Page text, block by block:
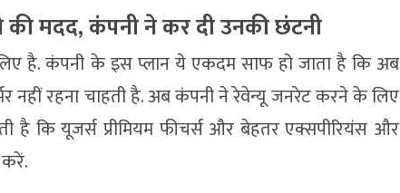
की मदद, कंपनी ने कर दी उनकी छंटनी
है. कंपनी के इस प्लान ये एकदम साफ हो जाता है कि अब
नहीं रहना चाहती है. अब कंपनी ने रेवेन्यू जनरेट करने के लिए
है कि यूजर्स प्रीमियम फीचर्स और बेहतर एक्सपीरियंस और